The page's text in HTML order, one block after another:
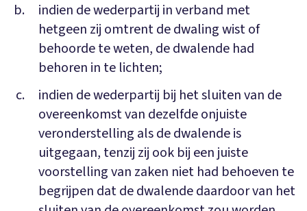
indien de wederpartij in verband met
hetgeen zij omtrent de dwaling wist of
behoorde te weten, de dwalende had
behoren in te lichten;
indien de wederpartij bij het sluiten van de
overeenkomst van dezelfde onjuiste
veronderstelling als de dwalende is
uitgegaan, tenzij zij ook bij een juiste
voorstelling van zaken niet had behoeven te
begrijpen dat de dwalende daardoor van het